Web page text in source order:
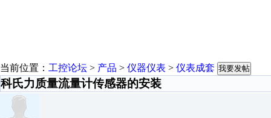
当前位置： 工控论坛 > 产品 > 仪器仪表 > 仪表成套 我要发帖
科氏力质量流量计传感器的安装